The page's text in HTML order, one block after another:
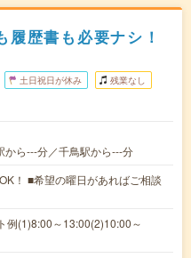
歴書も必要ナシ！
土日祝日が休み 残業なし
から---分／千鳥駅から---分
！ ■希望の曜日があればご相談
例(1)8:00～13:00(2)10:00～